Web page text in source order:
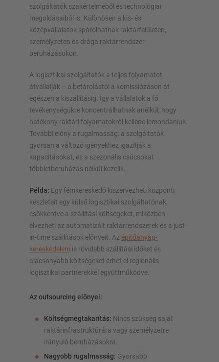
szolgáltatók szakértelméből és technológiai
megoldásaiból is. Különösen a kis- és
középvállalatok spórolhatnak raktárfelületen,
személyzeten és drága raktárrendszer-
beruházásokon.
A logisztikai szolgáltatók a teljes folyamatot
átvállalják – a betárolástól a komissiózáson át
egészen a kiszállításig. Így a vállalatok a fő
tevékenységükre koncentrálhatnak anélkül, hogy
hatékony raktári folyamatokról kellene lemondaniuk.
További előny a rugalmasság: a szolgáltatók
gyorsan a változó igényekhez igazítják a
kapacitásokat, és a szezonális csúcsokat
többletberuházás nélkül kezelik.
Példa: Egy fémkereskedő kiszervezheti központi
készleteit egy külső logisztikai szolgáltatónak,
csökkentve a szállítási költségeket, miközben
élvezheti az automatizált raktárrendszerek és a just-
in-time szállítások előnyeit. Az építőanyag-
kereskedelem is rövidebb szállítási időket és
alacsonyabb költségeket érhet el regionális
logisztikai partnerekkel együttműködve.
Az outsourcing előnyei:
Költségmegtakarítás: Nincs szükség saját
raktárinfrastruktúrára vagy személyzetre
irányuló beruházásokra.
Nagyobb rugalmasság: Gyorsabb